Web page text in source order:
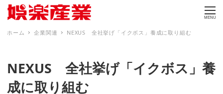
MENU
ホーム 企業関連 NEXUS 全社挙げ「イクボス」養成に取り組む
NEXUS 全社挙げ「イクボス」養
成に取り組む